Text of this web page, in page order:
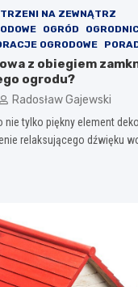
NA ZEWNĄTRZ
OGRÓD
OGRODOWE
z obiegiem
ogrodu?
Radosław Gajewski
tylko piękny element
relaksującego dźwięku